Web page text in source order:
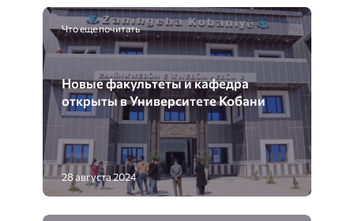
Что еще почитать
Новые факультеты и кафедра
открыты в Университете Кобани
28 августа 2024